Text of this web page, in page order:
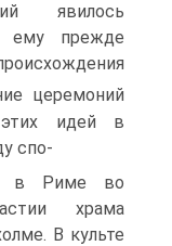
явилось
ему прежде
церемоний
этих идей в
спо-
в Риме во
храма
В культе